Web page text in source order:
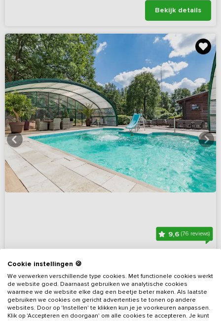
Bekijk details
9,6 (76 reviews)
bubbelbad, Finse sauna en bar
Op 5 km van Diffelen
Overijssel, omgeving Hardenberg
8 - 25 9 5 2
Cookie instellingen 🍪
We verwerken verschillende type cookies. Met functionele cookies werkt
de website goed. Daarnaast gebruiken we analytische cookies
waarmee we de website elke dag een beetje beter maken. Als laatste
gebruiken we cookies om gericht advertenties te tonen op andere
websites. Door op 'Instellen' te klikken kun je je voorkeuren aanpassen.
Klik op 'Accepteren en doorgaan' om alle cookies te accepteren. Je kunt